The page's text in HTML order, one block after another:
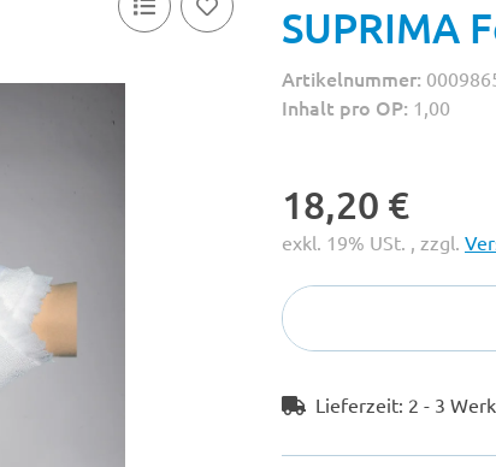
SUPRIMA
Artikelnummer:
Inhalt pro OP: 1,00
18,20 €
exkl. 19% USt. , zzgl.
Lieferzeit: 2 - 3